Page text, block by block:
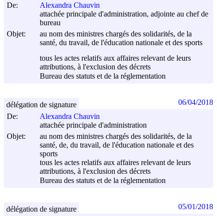
De:
Alexandra Chauvin
attachée principale d'administration, adjointe au chef de
bureau
Objet:
au nom des ministres chargés des solidarités, de la
santé, du travail, de l'éducation nationale et des sports
tous les actes relatifs aux affaires relevant de leurs
attributions, à l'exclusion des décrets
Bureau des statuts et de la réglementation
De:
Alexandra Chauvin
attachée principale d'administration
Objet:
au nom des ministres chargés des solidarités, de la
santé, de, du travail, de l'éducation nationale et des
sports
tous les actes relatifs aux affaires relevant de leurs
attributions, à l'exclusion des décrets
Bureau des statuts et de la réglementation
délégation de signature 06/04/2018
délégation de signature 05/01/2018